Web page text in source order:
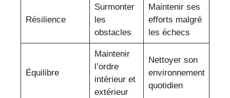
Résilience
Surmonter
les
obstacles
Maintenir ses
efforts malgré
les échecs
Équilibre
Maintenir
l’ordre
intérieur et
extérieur
Nettoyer son
environnement
quotidien